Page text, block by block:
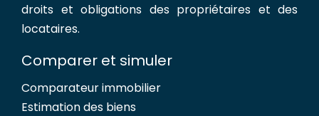
droits et obligations des propriétaires et des
locataires.
Comparer et simuler
Comparateur immobilier
Estimation des biens